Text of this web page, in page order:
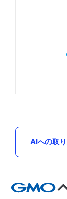
AIへの取